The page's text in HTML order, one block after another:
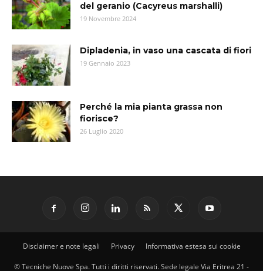
del geranio (Cacyreus marshalli)
19 Novembre 2024
Dipladenia, in vaso una cascata di fiori
19 Gennaio 2023
Perché la mia pianta grassa non
fiorisce?
26 Luglio 2020
Disclaimer e note legali Privacy Informativa estesa sui cookie
© Tecniche Nuove Spa. Tutti i diritti riservati. Sede legale Via Eritrea 21 -